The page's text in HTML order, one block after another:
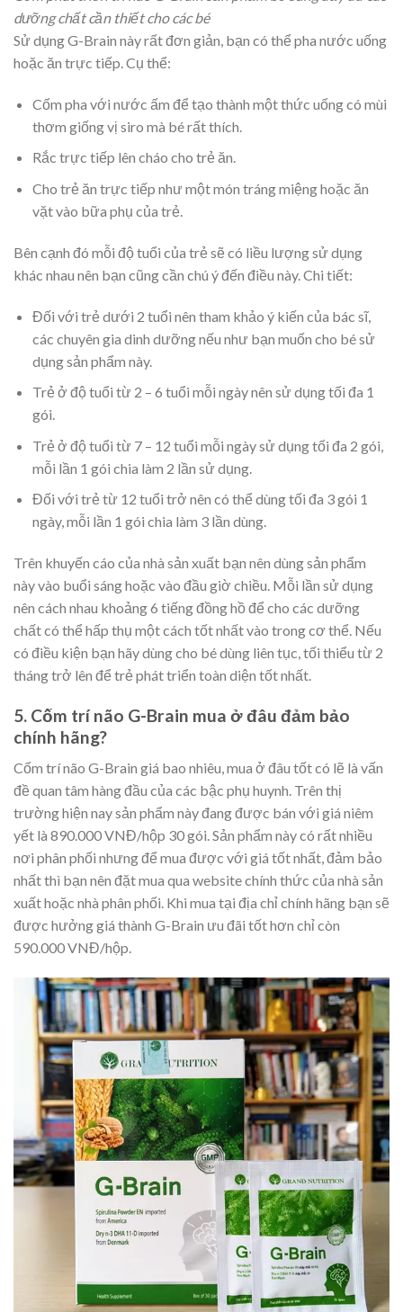
dưỡng chất cần thiết cho các bé
Sử dụng G-Brain này rất đơn giản, bạn có thể pha nước uống
hoặc ăn trực tiếp. Cụ thể:
Cốm pha với nước ấm để tạo thành một thức uống có mùi
thơm giống vị siro mà bé rất thích.
Rắc trực tiếp lên cháo cho trẻ ăn.
Cho trẻ ăn trực tiếp như một món tráng miệng hoặc ăn
vặt vào bữa phụ của trẻ.
Bên cạnh đó mỗi độ tuổi của trẻ sẽ có liều lượng sử dụng
khác nhau nên bạn cũng cần chú ý đến điều này. Chi tiết:
Đối với trẻ dưới 2 tuổi nên tham khảo ý kiến của bác sĩ,
các chuyên gia dinh dưỡng nếu như bạn muốn cho bé sử
dụng sản phẩm này.
Trẻ ở độ tuổi từ 2 – 6 tuổi mỗi ngày nên sử dụng tối đa 1
gói.
Trẻ ở độ tuổi từ 7 – 12 tuổi mỗi ngày sử dụng tối đa 2 gói,
mỗi lần 1 gói chia làm 2 lần sử dụng.
Đối với trẻ từ 12 tuổi trở nên có thể dùng tối đa 3 gói 1
ngày, mỗi lần 1 gói chia làm 3 lần dùng.
Trên khuyến cáo của nhà sản xuất bạn nên dùng sản phẩm
này vào buổi sáng hoặc vào đầu giờ chiều. Mỗi lần sử dụng
nên cách nhau khoảng 6 tiếng đồng hồ để cho các dưỡng
chất có thể hấp thụ một cách tốt nhất vào trong cơ thể. Nếu
có điều kiện bạn hãy dùng cho bé dùng liên tục, tối thiểu từ 2
tháng trở lên để trẻ phát triển toàn diện tốt nhất.
5. Cốm trí não G-Brain mua ở đâu đảm bảo
chính hãng?
Cốm trí não G-Brain giá bao nhiêu, mua ở đâu tốt có lẽ là vấn
đề quan tâm hàng đầu của các bậc phụ huynh. Trên thị
trường hiện nay sản phẩm này đang được bán với giá niêm
yết là 890.000 VNĐ/hộp 30 gói. Sản phẩm này có rất nhiều
nơi phân phối nhưng để mua được với giá tốt nhất, đảm bảo
nhất thì bạn nên đặt mua qua website chính thức của nhà sản
xuất hoặc nhà phân phối. Khi mua tại địa chỉ chính hãng bạn sẽ
được hưởng giá thành G-Brain ưu đãi tốt hơn chỉ còn
590.000 VNĐ/hộp.